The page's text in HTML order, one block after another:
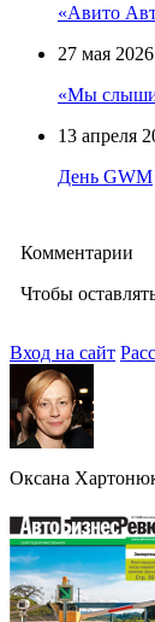
«Авито
27 мая 2026
«Мы
13 апреля
День GWM
Комментарии
Чтобы
Вход на сайт
Оксана